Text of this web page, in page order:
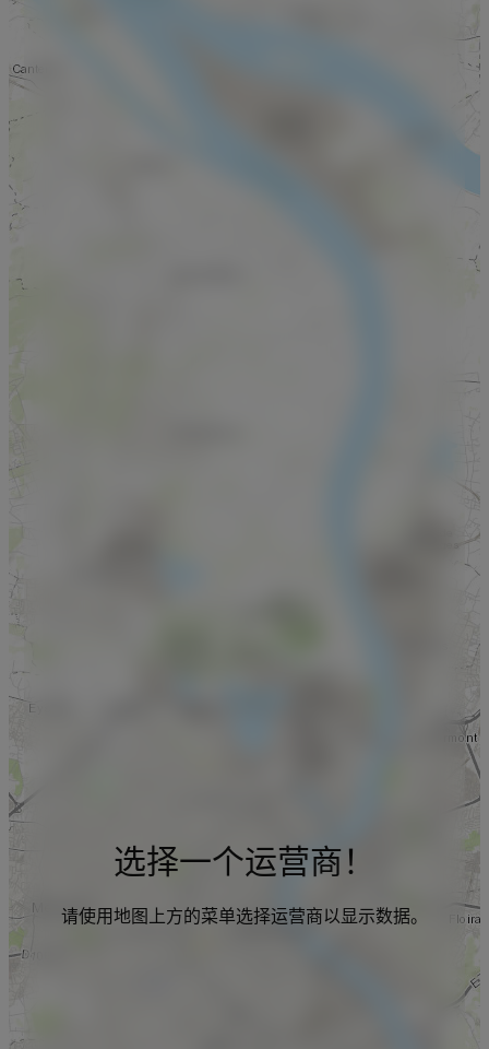
选择一个运营商！
请使用地图上方的菜单选择运营商以显示数据。